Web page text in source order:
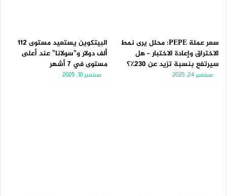
سعر عملة PEPE: محلل يرى نمط
الاختراق وإعادة الاختبار – هل
سيرتفع بنسبة تزيد عن 230٪؟
سبتمبر 24, 2025
البيتكوين يستعيد مستوى 112
ألف دولار و”سولانا” عند أعلى
مستوى في 7 أشهر
سبتمبر 10, 2025